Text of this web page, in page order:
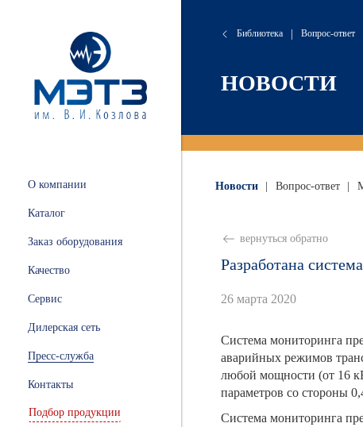
О компании
Каталог
Заказ оборудования
Качество
Сервис
Дилерская сеть
Пресс-служба
Контакты
Подбор продукции
Библиотека Вопрос-ответ
НОВОСТИ
Новости Вопрос-ответ
вернуться обратно
Разработана
26 марта 2020
Система мониторинга
аварийных режимов
любой мощности (от 16
параметров со стороны
Система мониторинга